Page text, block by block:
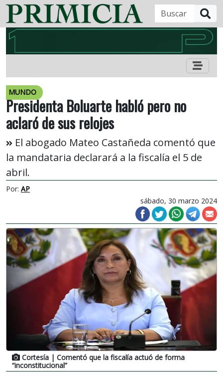
MUNDO
Presidenta Boluarte habló pero no
aclaró de sus relojes
El abogado Mateo Castañeda comentó que
la mandataria declarará a la fiscalía el 5 de
abril.
Por: AP
sábado, 30 marzo 2024
Cortesía | Comentó que la fiscalía actuó de forma
“inconstitucional”